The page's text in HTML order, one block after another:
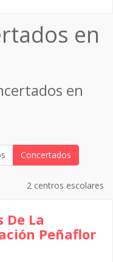
en
en
Concertados
2 centros escolares
De La
Peñaflor